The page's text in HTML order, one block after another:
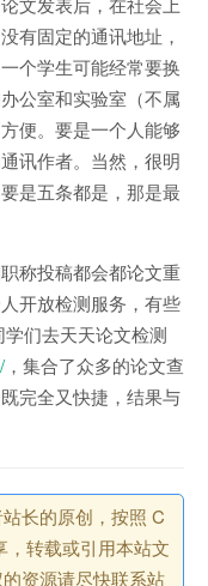
有固定的通讯地址，
个学生可能经常要换
公室和实验室（不属
便。要是一个人能够
讯作者。当然，很明
是五条都是，那是最
称投稿都会都论文重
开放检测服务，有些
们去天天论文检测
，集合了众多的论文查
完全又快捷，结果与
长的原创，按照 C
，转载或引用本站文
资源请尽快联系站